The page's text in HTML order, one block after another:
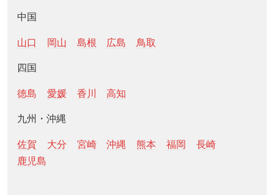
中国
山口 岡山 島根 広島 鳥取
四国
徳島 愛媛 香川 高知
九州・沖縄
佐賀 大分 宮崎 沖縄 熊本 福岡
長崎
鹿児島